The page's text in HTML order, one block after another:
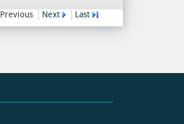
Previous Next Last